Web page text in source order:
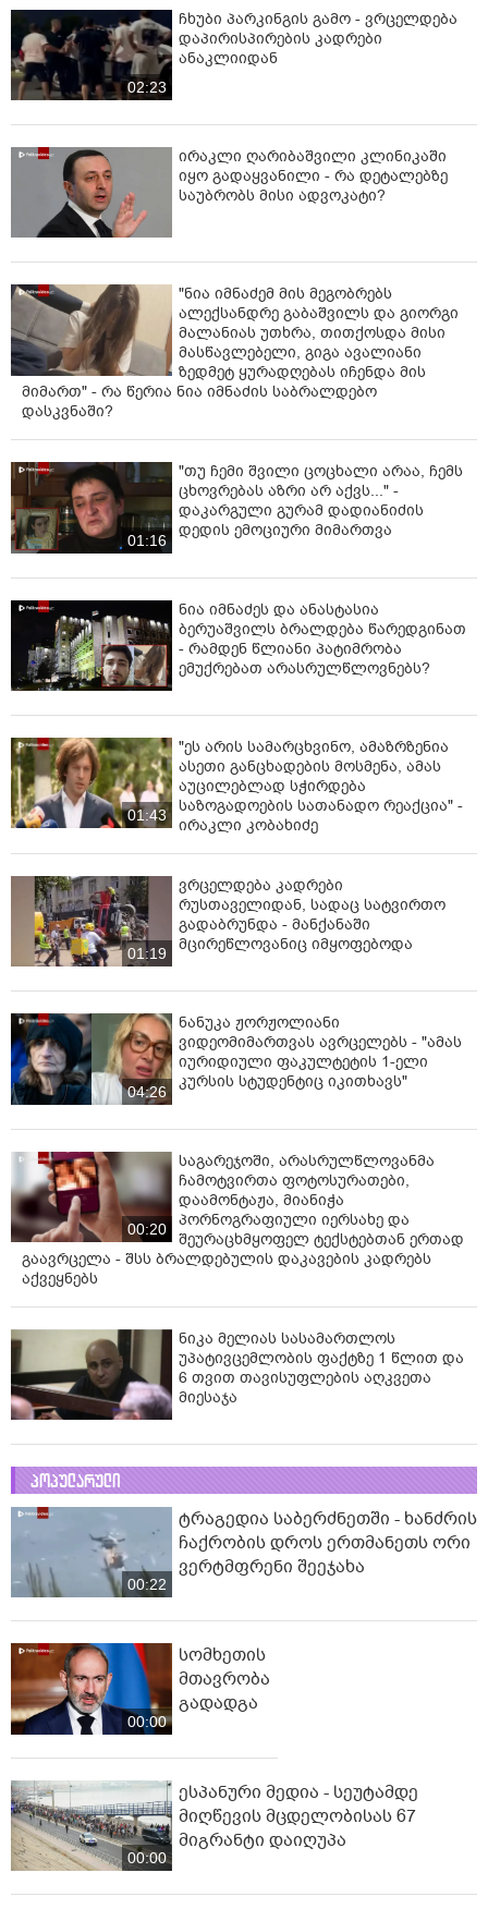
02:23
ჩხუბი პარკინგის გამო - ვრცელდება
დაპირისპირების კადრები
ანაკლიიდან
ირაკლი ღარიბაშვილი კლინიკაში
იყო გადაყვანილი - რა დეტალებზე
საუბრობს მისი ადვოკატი?
"ნია იმნაძემ მის მეგობრებს
ალექსანდრე გაბაშვილს და გიორგი
მალანიას უთხრა, თითქოსდა მისი
მასწავლებელი, გიგა ავალიანი
ზედმეტ ყურადღებას იჩენდა მის
მიმართ" - რა წერია ნია იმნაძის საბრალდებო
დასკვნაში?
01:16
"თუ ჩემი შვილი ცოცხალი არაა, ჩემს
ცხოვრებას აზრი არ აქვს..." -
დაკარგული გურამ დადიანიძის
დედის ემოციური მიმართვა
ნია იმნაძეს და ანასტასია
ბერუაშვილს ბრალდება წარედგინათ
- რამდენ წლიანი პატიმრობა
ემუქრებათ არასრულწლოვნებს?
01:43
"ეს არის სამარცხვინო, ამაზრზენია
ასეთი განცხადების მოსმენა, ამას
აუცილებლად სჭირდება
საზოგადოების სათანადო რეაქცია" -
ირაკლი კობახიძე
01:19
ვრცელდება კადრები
რუსთაველიდან, სადაც სატვირთო
გადაბრუნდა - მანქანაში
მცირეწლოვანიც იმყოფებოდა
04:26
ნანუკა ჟორჟოლიანი
ვიდეომიმართვას ავრცელებს - "ამას
იურიდიული ფაკულტეტის 1-ელი
კურსის სტუდენტიც იკითხავს"
00:20
საგარეჯოში, არასრულწლოვანმა
ჩამოტვირთა ფოტოსურათები,
დაამონტაჟა, მიანიჭა
პორნოგრაფიული იერსახე და
შეურაცხმყოფელ ტექსტებთან ერთად
გაავრცელა - შსს ბრალდებულის დაკავების კადრებს
აქვეყნებს
ნიკა მელიას სასამართლოს
უპატივცემლობის ფაქტზე 1 წლით და
6 თვით თავისუფლების აღკვეთა
მიესაჯა
პოპულარული
00:22
ტრაგედია საბერძნეთში - ხანძრის
ჩაქრობის დროს ერთმანეთს ორი
ვერტმფრენი შეეჯახა
00:00
სომხეთის
მთავრობა
გადადგა
00:00
ესპანური მედია - სეუტამდე
მიღწევის მცდელობისას 67
მიგრანტი დაიღუპა